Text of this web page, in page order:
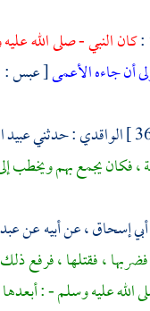
:كان النبي - صلى الله
أن جاءه الأعمى[ عبس : 1 ] .
الواقدي: حدثنيعبيد
، فكان يجمع بهم ويخطب
إسحاق، عن أبيه عن
فضربها ، فقتلها ، فرفع
الله عليه وسلم - :